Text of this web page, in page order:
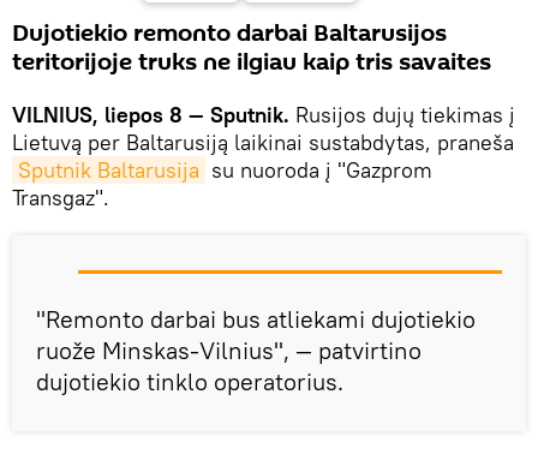
Dujotiekio remonto darbai Baltarusijos
teritorijoje truks ne ilgiau kaip tris savaites
VILNIUS, liepos 8 — Sputnik. Rusijos dujų tiekimas į
Lietuvą per Baltarusiją laikinai sustabdytas, praneša
Sputnik Baltarusija su nuoroda į "Gazprom
Transgaz".
"Remonto darbai bus atliekami dujotiekio
ruože Minskas-Vilnius", — patvirtino
dujotiekio tinklo operatorius.